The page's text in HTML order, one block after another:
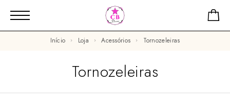
Início Loja Acessórios Tornozeleiras
Tornozeleiras